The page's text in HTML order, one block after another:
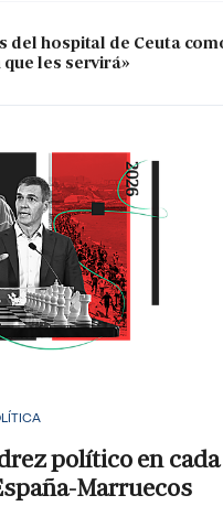
del hospital de Ceuta
les servirá»
político en cada
Marruecos